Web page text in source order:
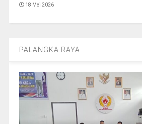
18 Mei 2026
PALANGKA RAYA